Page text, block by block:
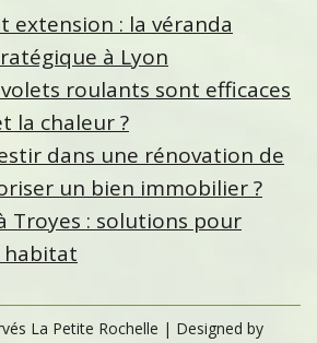
extension : la véranda
à Lyon
roulants sont efficaces
la chaleur ?
dans une rénovation de
un bien immobilier ?
Troyes : solutions pour
habitat
La Petite Rochelle | Designed by